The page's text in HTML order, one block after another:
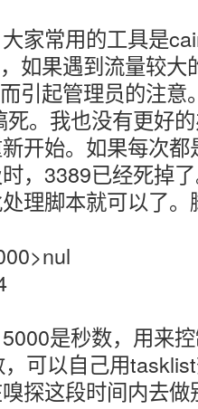
家常用的工具是
如果遇到流量较大
引起管理员的注意
。我也没有更好
开始。如果每次
，3389已经死掉
理脚本就可以了
是秒数，用来
可以自己用
探这段时间内去做